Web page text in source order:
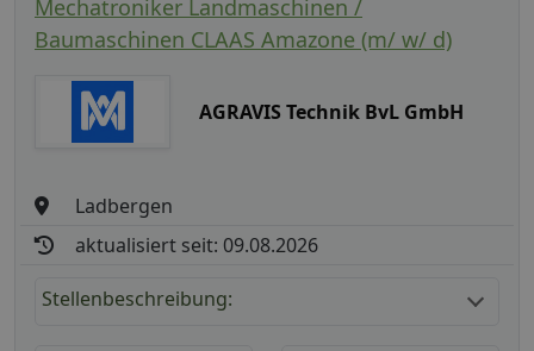
Mechatroniker Landmaschinen /
Baumaschinen CLAAS Amazone (m/ w/ d)
AGRAVIS Technik BvL GmbH
Ladbergen
aktualisiert seit: 09.08.2026
Stellenbeschreibung: